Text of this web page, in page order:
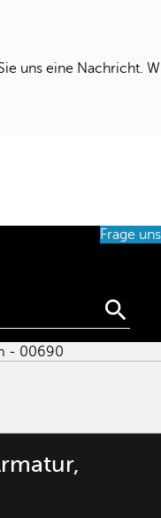
uns eine Nachricht.
Frage uns
